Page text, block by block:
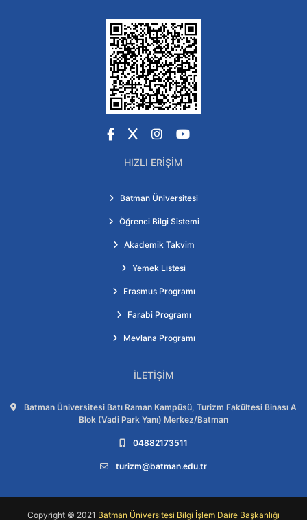
Facebook
X Instagram
YouTube
HIZLI ERIŞIM
Batman Üniversitesi
Öğrenci Bilgi Sistemi
Akademik Takvim
Yemek Listesi
Erasmus Programı
Farabi Programı
Mevlana Programı
İLETIŞIM
Adres:
Batman Üniversitesi Batı Raman Kampüsü, Turizm Fakültesi Binası A
Blok (Vadi Park Yanı) Merkez/Batman
Telefon:
04882173511
E-posta:
turizm@batman.edu.tr
Copyright © 2021 Batman Üniversitesi Bilgi İşlem Daire Başkanlığı